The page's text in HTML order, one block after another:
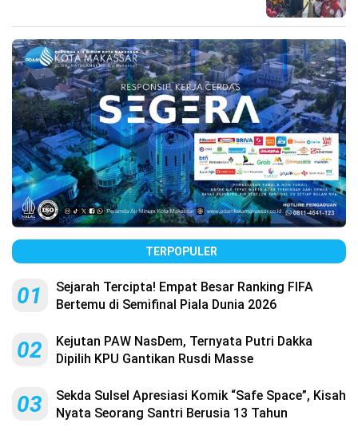
TERPOPULER
01
Sejarah Tercipta! Empat Besar Ranking FIFA
Bertemu di Semifinal Piala Dunia 2026
02
Kejutan PAW NasDem, Ternyata Putri Dakka
Dipilih KPU Gantikan Rusdi Masse
03
Sekda Sulsel Apresiasi Komik “Safe Space”, Kisah
Nyata Seorang Santri Berusia 13 Tahun